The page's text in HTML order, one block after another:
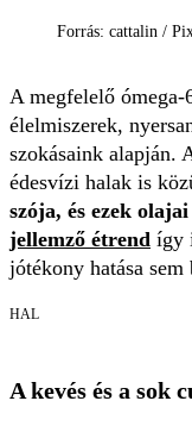
Forrás: cattalin /
A megfelelő ómega-
élelmiszerek,
szokásaink alapján.
édesvízi halak is
szója, és ezek olajai
jellemző étrend így
jótékony hatása
HAL
A kevés és a sok